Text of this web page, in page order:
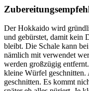
Der Hokkaido wird
und gebürstet, damit kein
bleibt. Die Schale kann
nämlich mit verwendet
werden großzügig
kleine Würfel
geschnitten. Es kommt